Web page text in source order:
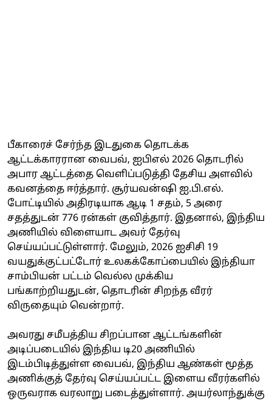
பீகாரைச் சேர்ந்த இடதுகை தொடக்க
ஆட்டக்காரரான வைபவ், ஐபிஎல் 2026 தொடரில்
அபார ஆட்டத்தை வெளிப்படுத்தி தேசிய அளவில்
கவனத்தை ஈர்த்தார். சூர்யவன்ஷி ஐ.பி.எல்.
போட்டியில் அதிரடியாக ஆடி 1 சதம், 5 அரை
சதத்துடன் 776 ரன்கள் குவித்தார். இதனால், இந்திய
அணியில் விளையாட அவர் தேர்வு
செய்யப்பட்டுள்ளார். மேலும், 2026 ஐசிசி 19
வயதுக்குட்பட்டோர் உலகக்கோப்பையில் இந்தியா
சாம்பியன் பட்டம் வெல்ல முக்கிய
பங்காற்றியதுடன், தொடரின் சிறந்த வீரர்
விருதையும் வென்றார்.
அவரது சமீபத்திய சிறப்பான ஆட்டங்களின்
அடிப்படையில் இந்திய டி20 அணியில்
இடம்பிடித்துள்ள வைபவ், இந்திய ஆண்கள் மூத்த
அணிக்குத் தேர்வு செய்யப்பட்ட இளைய வீரர்களில்
ஒருவராக வரலாறு படைத்துள்ளார். அயர்லாந்துக்கு